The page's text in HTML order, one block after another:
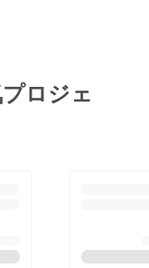
ロジェ